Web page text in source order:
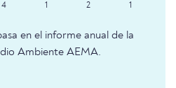
4 1 2 1
en el informe anual de la
Ambiente AEMA.